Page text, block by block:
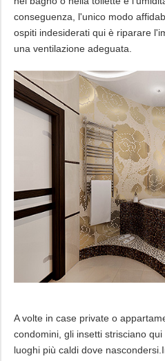
conseguenza, l'unico modo
ospiti indesiderati qui è riparare
una ventilazione adeguata.
A volte in case private o
condomini, gli insetti strisciano
luoghi più caldi dove